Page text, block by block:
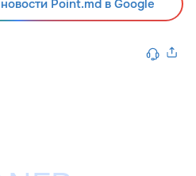
Point.md в Google